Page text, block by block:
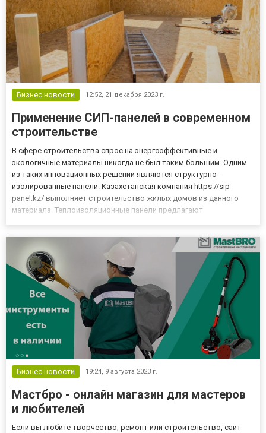
Бизнес новости 12:52, 21 декабря 2023 г.
Применение СИП-панелей в современном
строительстве
В сфере строительства спрос на энергоэффективные и
экологичные материалы никогда не был таким большим. Одним
из таких инновационных решений являются структурно-
изолированные панели. Казахстанская компания https://sip-
panel.kz/ выполняет строительство жилых домов из данного
материала. Теплоизоляционные панели предлагают
Бизнес новости 19:24, 9 августа 2023 г.
Мастбро - онлайн магазин для мастеров
и любителей
Если вы любите творчество, ремонт или строительство, сайт